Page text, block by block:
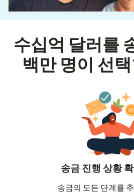
수십억 달러를
백만 명이 선
송금 진행 상황
송금의 모든 단계를